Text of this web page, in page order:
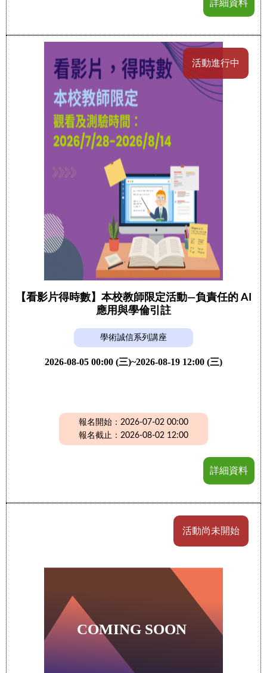
詳細資料
活動進行中
【看影片得時數】本校教師限定活動—負責任的 AI
應用與學倫引註
學術誠信系列講座
2026-08-05 00:00 (三)~2026-08-19 12:00 (三)
報名開始：2026-07-02 00:00
報名截止：2026-08-02 12:00
詳細資料
活動尚未開始